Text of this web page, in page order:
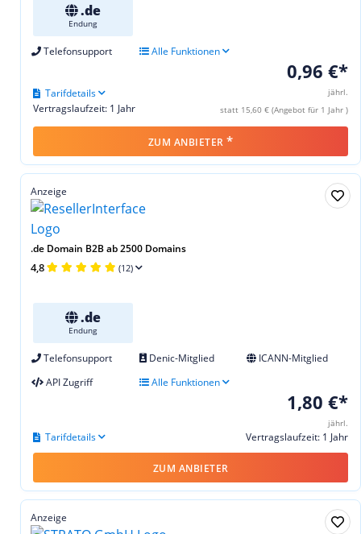
.de
Endung
Telefonsupport Alle Funktionen
0,96 €*
jährl.
statt 15,60 € (Angebot für 1 Jahr )
Vertragslaufzeit: 1 Jahr
Tarifdetails
ZUM ANBIETER *
Anzeige
.de Domain B2B ab 2500 Domains
4,8 (12)
.de
Endung
Telefonsupport Denic-Mitglied
ICANN-Mitglied
API Zugriff
Alle Funktionen
1,80 €*
jährl.
Vertragslaufzeit: 1 Jahr
Tarifdetails
ZUM ANBIETER
Anzeige